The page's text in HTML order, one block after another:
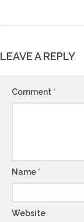
LEAVE A REPLY
Comment *
Name *
Website